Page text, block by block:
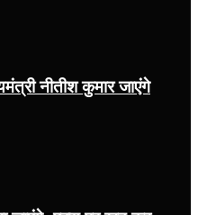
नीतीश कुमार जाएंगे